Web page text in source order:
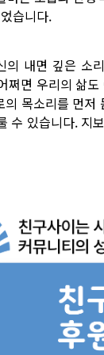
습니다.
의 내면 깊은 소
쩌면 우리의 삶
목소리를 먼
수 있습니다. 지